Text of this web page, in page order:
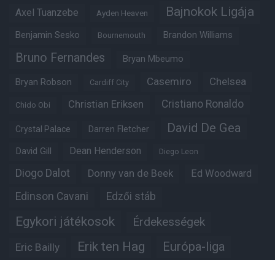
Axel Tuanzebe Ayden Heaven Bajnokok Ligája
Benjamin Sesko Bournemouth Brandon Williams
Bruno Fernandes Bryan Mbeumo
Bryan Robson Cardiff City Casemiro Chelsea
Chido Obi Christian Eriksen Cristiano Ronaldo
Crystal Palace Darren Fletcher David De Gea
David Gill Dean Henderson Diego Leon
Diogo Dalot Donny van de Beek Ed Woodward
Edinson Cavani Edzői stáb
Egykori játékosok Érdekességek
Eric Bailly Erik ten Hag Európa-liga